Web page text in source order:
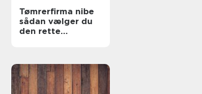
Tømrerfirma nibe
sådan vælger du
den rette